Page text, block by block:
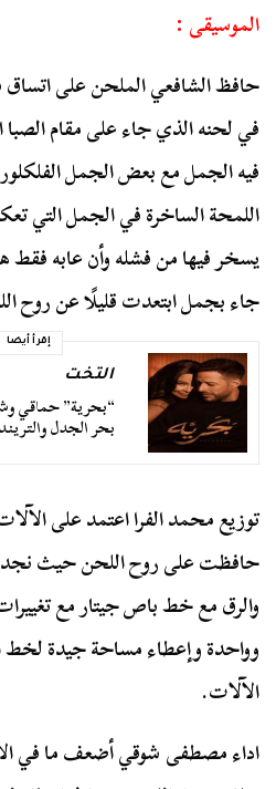
الموسيقى :
حافظ الشافعي الملحن على اتساق
في لحنه الذي جاء على مقام
فيه الجمل مع بعض الجمل
اللمحة الساخرة في الجمل التي
يسخر فيها من فشله وأن عابه فقط
جاء بجمل ابتعدت قليلًا عن روح
إقرأ أيضا
التخت
“بحرية” حماقي
بحر الجدل والتريند
توزيع محمد الفرا اعتمد على
حافظت على روح اللحن حيث نجد
والرق مع خط باص جيتار مع
وواحدة وإعطاء مساحة جيدة لخط
الآلات.
اداء مصطفى شوقي أضعف ما في